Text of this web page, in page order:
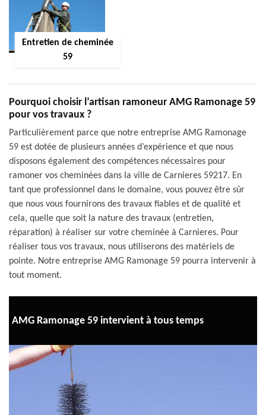
Entretien de cheminée
59
Pourquoi choisir l’artisan ramoneur AMG Ramonage 59
pour vos travaux ?
Particulièrement parce que notre entreprise AMG Ramonage
59 est dotée de plusieurs années d’expérience et que nous
disposons également des compétences nécessaires pour
ramoner vos cheminées dans la ville de Carnieres 59217. En
tant que professionnel dans le domaine, vous pouvez être sûr
que nous vous fournirons des travaux fiables et de qualité et
cela, quelle que soit la nature des travaux (entretien,
réparation) à réaliser sur votre cheminée à Carnieres. Pour
réaliser tous vos travaux, nous utiliserons des matériels de
pointe. Notre entreprise AMG Ramonage 59 pourra intervenir à
tout moment.
AMG Ramonage 59 intervient à tous temps